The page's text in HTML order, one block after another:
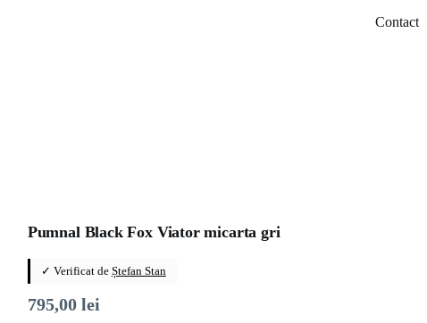
Contact
Pumnal Black Fox Viator micarta gri
✓ Verificat de Ștefan Stan
795,00 lei